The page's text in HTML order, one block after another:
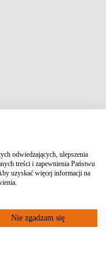
odwiedzających, ulepszenia
treści i zapewnienia Państwu
uzyskać więcej informacji na
Nie zgadzam się